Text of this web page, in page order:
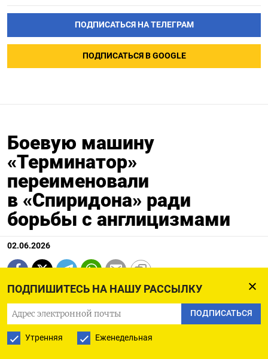
ПОДПИШИТЕСЬ НА НАШУ РАССЫЛКУ
ПОДПИСАТЬСЯ
Утренняя Еженедельная
ПОДПИСАТЬСЯ НА ТЕЛЕГРАМ
ПОДПИСАТЬСЯ В GOOGLE
Боевую машину
«Терминатор»
переименовали
в «Спиридона» ради
борьбы с англицизмами
02.06.2026